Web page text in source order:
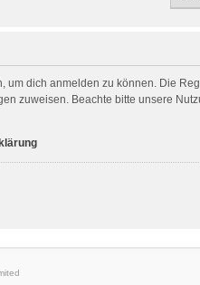
um dich anmelden zu können. Die
zuweisen. Beachte bitte unsere